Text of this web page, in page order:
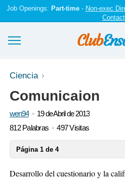
Job Openings: Part-time- Non-exec
Contact
Ensayos y trabajos
Registrarse
Iniciar sesión
Ciencia
Comunicaion
wen94
19 de Abril de 2013
812 Palabras
497 Visitas
Página 1 de 4
Desarrollo del cuestionario y la